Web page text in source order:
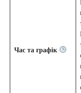
Час та графік